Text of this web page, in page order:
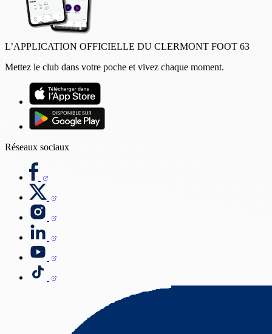
L’APPLICATION OFFICIELLE DU CLERMONT FOOT 63
Mettez le club dans votre poche et vivez chaque moment.
Réseaux sociaux